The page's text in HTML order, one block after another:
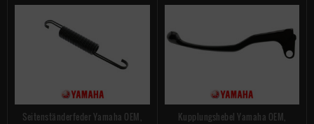
Seitenständerfeder Yamaha OEM,
Kupplungshebel Yamaha OEM,